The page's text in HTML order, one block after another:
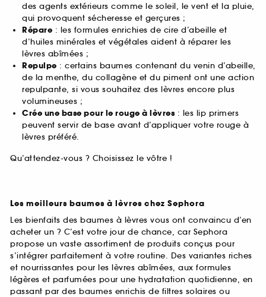
des agents extérieurs comme le soleil, le vent et la pluie,
qui provoquent sécheresse et gerçures ;
Répare : les formules enrichies de cire d’abeille et
d’huiles minérales et végétales aident à réparer les
lèvres abîmées ;
Repulpe : certains baumes contenant du venin d’abeille,
de la menthe, du collagène et du piment ont une action
repulpante, si vous souhaitez des lèvres encore plus
volumineuses ;
Crée une base pour le rouge à lèvres: les lip primers
peuvent servir de base avant d’appliquer votre rouge à
lèvres préféré.
Qu’attendez-vous ? Choisissez le vôtre !
Les meilleurs baumes à lèvres chez Sephora
Les bienfaits des baumes à lèvres vous ont convaincu d’en
acheter un ? C’est votre jour de chance, car Sephora
propose un vaste assortiment de produits conçus pour
s’intégrer parfaitement à votre routine. Des variantes riches
et nourrissantes pour les lèvres abîmées, aux formules
légères et parfumées pour une hydratation quotidienne, en
passant par des baumes enrichis de filtres solaires ou